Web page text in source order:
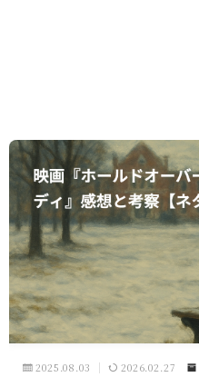
2025.08.03 2026.02.27